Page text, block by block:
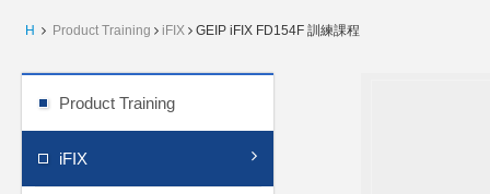
H Product Training iFIX GEIP iFIX FD154F 訓練課程
Product Training
iFIX